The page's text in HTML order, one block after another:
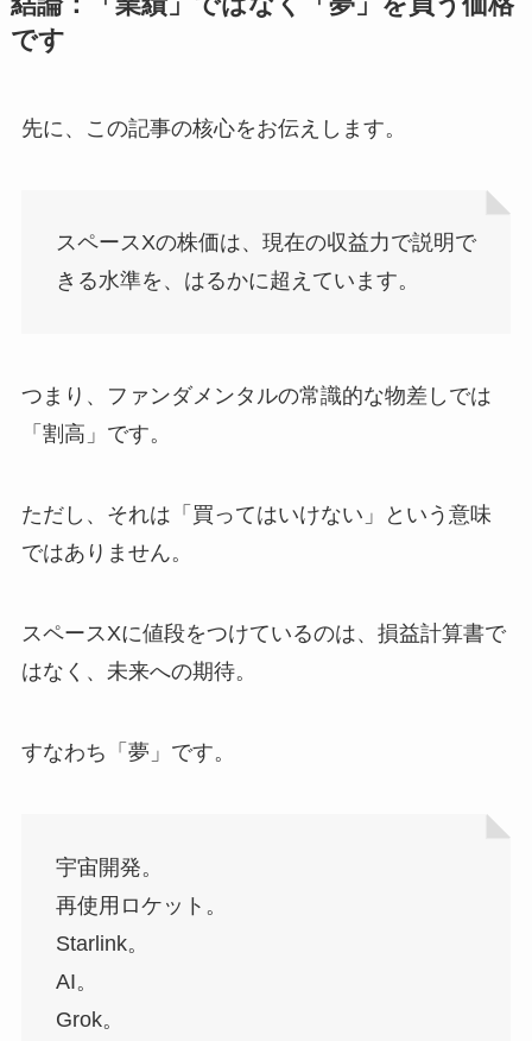
です
先に、この記事の核心をお伝えします。
スペースXの株価は、現在の収益力で説明で
きる水準を、はるかに超えています。
つまり、ファンダメンタルの常識的な物差しでは
「割高」です。
ただし、それは「買ってはいけない」という意味
ではありません。
スペースXに値段をつけているのは、損益計算書で
はなく、未来への期待。
すなわち「夢」です。
宇宙開発。
再使用ロケット。
Starlink。
AI。
Grok。